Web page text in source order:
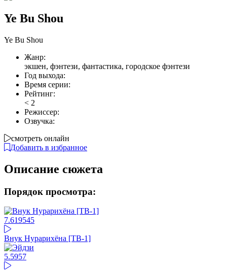
Ye Bu Shou
Ye Bu Shou
Жанр:
экшен, фэнтези, фантастика, городское фэнтези
Год выхода:
Время серии:
Рейтинг:
< 2
Режиссер:
Озвучка:
смотреть онлайн
Добавить в избранное
Описание сюжета
Порядок просмотра:
7.619545
Внук Нурарихёна [ТВ-1]
5.5957